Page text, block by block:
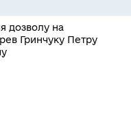
дозволу на
Гринчуку Петру